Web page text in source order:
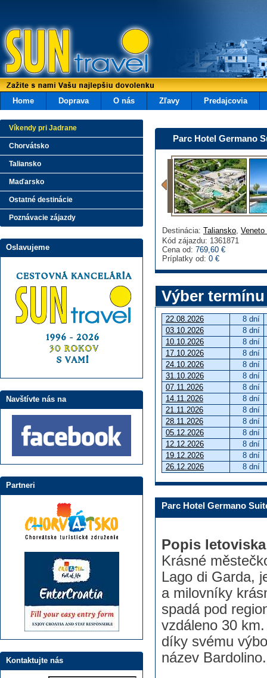
Home Doprava O nás Zľavy Predajcovia
Parc Hotel Germano
Destinácia: Taliansko,
Kód zájazdu: 1361871
Cena od: 769,60 €
Príplatky od: 0 €
Výber termínu
22.08.2026
8 dní
03.10.2026
8 dní
10.10.2026
8 dní
17.10.2026
8 dní
24.10.2026
8 dní
31.10.2026
8 dní
07.11.2026
8 dní
14.11.2026
8 dní
21.11.2026
8 dní
28.11.2026
8 dní
05.12.2026
8 dní
12.12.2026
8 dní
19.12.2026
8 dní
26.12.2026
8 dní
Parc Hotel Germano
Popis
Krásné
Lago di Garda,
a milovníky
spadá pod
vzdáleno 30
díky svému
název Bardolino.
Víkendy pri Jadrane
Chorvátsko
Taliansko
Maďarsko
Ostatné destinácie
Poznávacie zájazdy
Oslavujeme
Navštívte nás na
Partneri
Kontaktujte nás